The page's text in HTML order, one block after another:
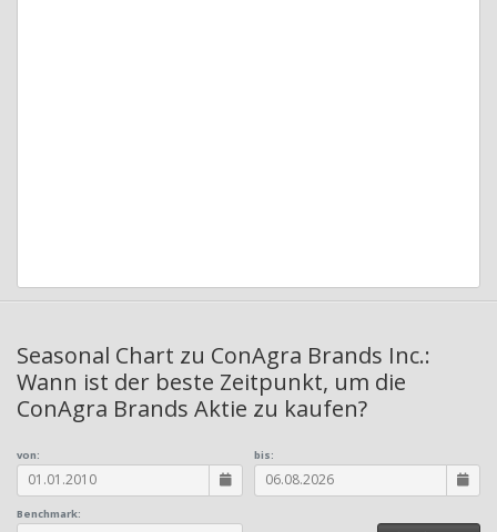
Seasonal Chart zu ConAgra Brands Inc.:
Wann ist der beste Zeitpunkt, um die
ConAgra Brands Aktie zu kaufen?
Benchmark:
von: bis: